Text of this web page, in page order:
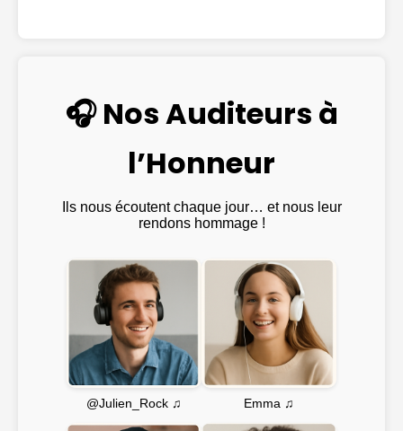
🎧 Nos Auditeurs à
l’Honneur
Ils nous écoutent chaque jour… et nous leur
rendons hommage !
@Julien_Rock ♫ Emma ♫